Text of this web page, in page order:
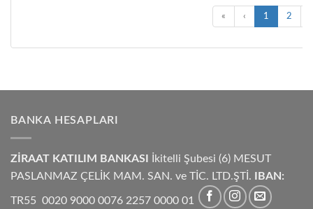
« ‹ 1 2
BANKA HESAPLARI
ZİRAAT KATILIM BANKASI İkitelli Şubesi (6) MESUT
PASLANMAZ ÇELİK MAM. SAN. ve TİC. LTD.ŞTİ. IBAN:
TR55 0020 9000 0076 2257 0000 01